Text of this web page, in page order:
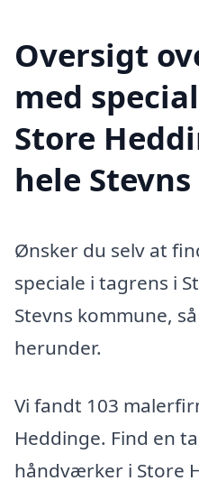
Oversigt
med
Store
hele
Ønsker du selv at
speciale i tagrens i
Stevns kommune,
herunder.
Vi fandt 103
Heddinge. Find en
håndværker i Store